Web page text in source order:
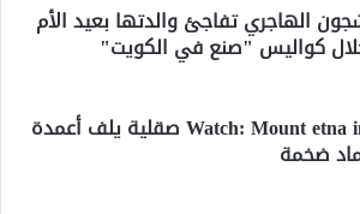
الهاجري تفاجئ والدتها بعيد الأم
كواليس "صنع في الكويت"
Watch: Mount etna in صقلية يلف أعمدة
ضخمة